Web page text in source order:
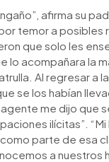
afirma su
temor a posibles
que solo les
lo acompañara la
Al regresar a
se los habían
me dijo que
ilícitas”. “Mi
parte de esa
a nuestros